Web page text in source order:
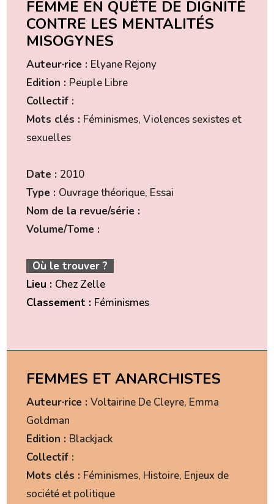
FEMME EN QUÊTE DE DIGNITÉ
CONTRE LES MENTALITÉS
MISOGYNES
Auteur·rice : Elyane Rejony
Edition : Peuple Libre
Collectif :
Mots clés : Féminismes, Violences sexistes et
sexuelles
Date : 2010
Type : Ouvrage théorique, Essai
Nom de la revue/série :
Volume/Tome :
Où le trouver ?
Lieu : Chez Zelle
Classement : Féminismes
FEMMES ET ANARCHISTES
Auteur·rice :Voltairine De Cleyre, Emma
Goldman
Edition : Blackjack
Collectif :
Mots clés : Féminismes, Histoire, Enjeux de
société et politique